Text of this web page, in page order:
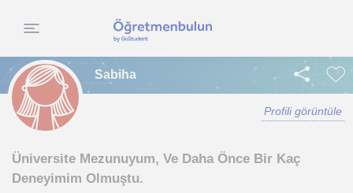
Sabiha
Profili görüntüle
Üniversite Mezunuyum, Ve Daha Önce Bir Kaç
Deneyimim Olmuştu.